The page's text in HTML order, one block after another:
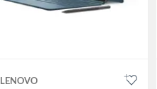
LENOVO